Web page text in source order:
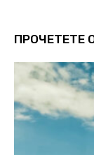
ПРОЧЕТЕТЕ